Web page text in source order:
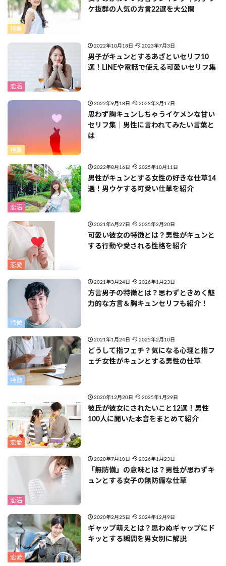
特集
ケ抜群の人気の方言22選を大公開
恋活
2022年10月18日 2023年7月3日
男子がキュンとするあざといセリフ10
選！LINEや電話で使える可愛いセリフ集
特集
2022年9月18日 2023年3月17日
思わず胸キュンしちゃうイケメンな甘い
セリフ集｜男性に言われてみたい言葉と
は
恋活
2022年8月16日 2025年10月11日
男性がキュンとする女性の好きな仕草14
選！男ウケする可愛い仕草を紹介
恋愛
2021年6月27日 2025年2月20日
可愛い彼女の特徴とは？男性がキュンと
する行動や愛される性格を紹介
特徴
2021年3月24日 2026年1月23日
方言男子の特徴とは？思わずときめく魅
力的な方言＆胸キュンセリフも紹介！
特徴
2021年1月24日 2025年2月10日
どうして指フェチ？気になる心理と指フ
ェチ女性がキュンとする男性の仕草
恋愛
2020年12月20日 2025年1月29日
彼氏が彼女にされたいこと12選！男性
100人に聞いた本音をまとめて紹介
恋活
2020年7月10日 2026年1月23日
「無防備」の意味とは？男性が思わずキ
ュンとする女子の無防備な仕草
恋愛
2020年2月25日 2024年12月9日
ギャップ萌えとは？思わぬギャップにド
キッとする瞬間を男女別に解説